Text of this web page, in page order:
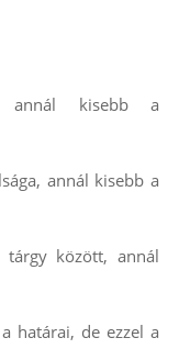
annál kisebb a
annál kisebb a
között, annál
határai, de ezzel a